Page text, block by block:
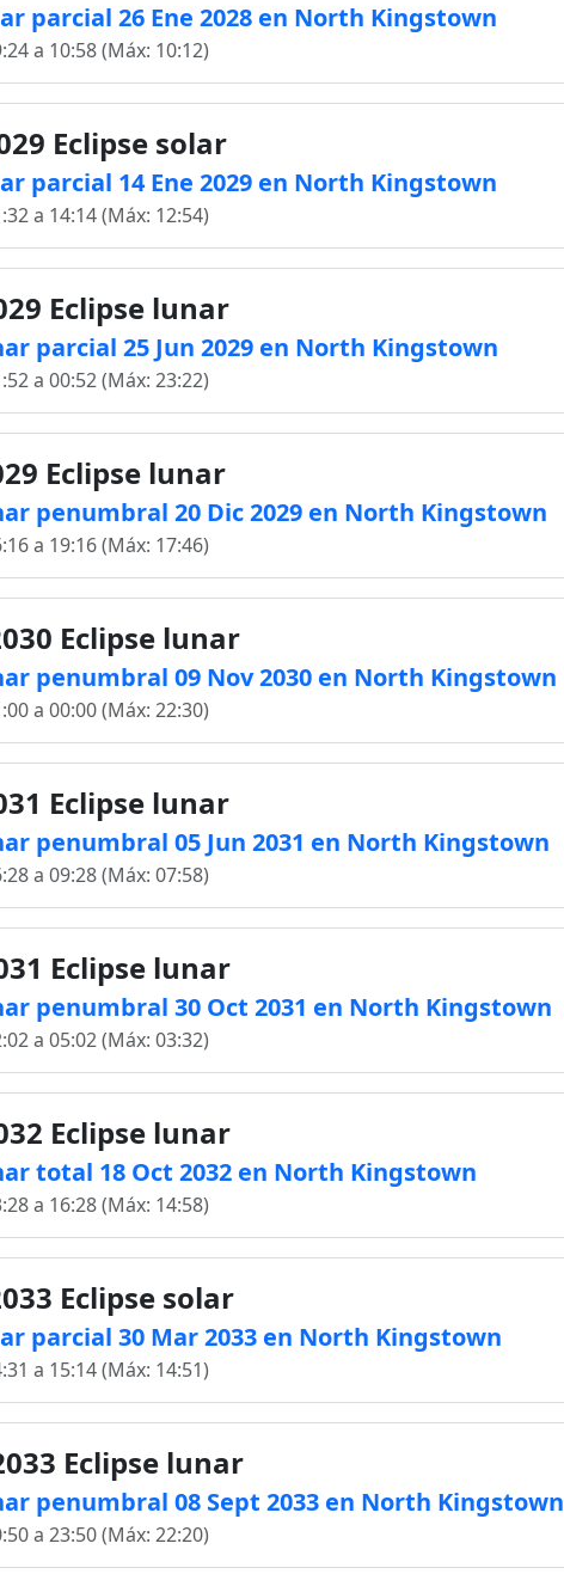
parcial 26 Ene 2028 en North Kingstown
a 10:58 (Máx: 10:12)
Eclipse solar
parcial 14 Ene 2029 en North Kingstown
a 14:14 (Máx: 12:54)
Eclipse lunar
parcial 25 Jun 2029 en North Kingstown
a 00:52 (Máx: 23:22)
Eclipse lunar
penumbral 20 Dic 2029 en North Kingstown
a 19:16 (Máx: 17:46)
Eclipse lunar
penumbral 09 Nov 2030 en North Kingstown
a 00:00 (Máx: 22:30)
Eclipse lunar
penumbral 05 Jun 2031 en North Kingstown
a 09:28 (Máx: 07:58)
Eclipse lunar
penumbral 30 Oct 2031 en North Kingstown
a 05:02 (Máx: 03:32)
Eclipse lunar
total 18 Oct 2032 en North Kingstown
a 16:28 (Máx: 14:58)
Eclipse solar
parcial 30 Mar 2033 en North Kingstown
a 15:14 (Máx: 14:51)
Eclipse lunar
penumbral 08 Sept 2033 en North Kingstown
a 23:50 (Máx: 22:20)